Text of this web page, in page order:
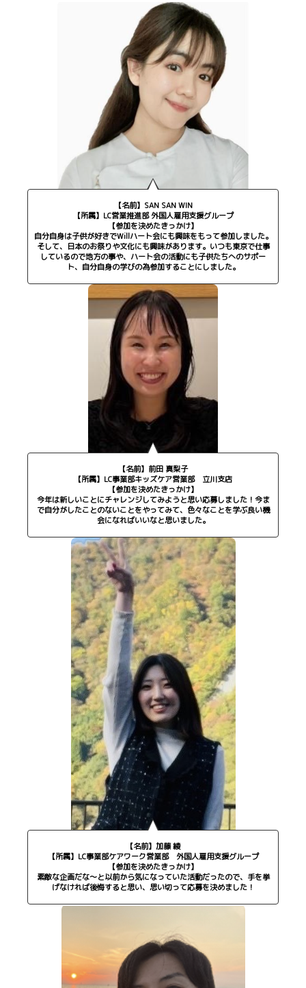
【名前】SAN SAN WIN
【所属】LC営業推進部 外国人雇用支援グループ
【参加を決めたきっかけ】
自分自身は子供が好きでWillハート会にも興味をもって参加しました。
そして、日本のお祭りや文化にも興味があります。いつも東京で仕事
しているので地方の事や、ハート会の活動にも子供たちへのサポー
ト、自分自身の学びの為参加することにしました。
【名前】前田 真梨子
【所属】LC事業部キッズケア営業部 立川支店
【参加を決めたきっかけ】
今年は新しいことにチャレンジしてみようと思い応募しました！今ま
で自分がしたことのないことをやってみて、色々なことを学ぶ良い機
会になればいいなと思いました。
【名前】加藤 綾
【所属】LC事業部ケアワーク営業部 外国人雇用支援グループ
【参加を決めたきっかけ】
素敵な企画だな～と以前から気になっていた活動だったので、手を挙
げなければ後悔すると思い、思い切って応募を決めました！